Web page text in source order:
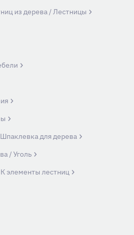
из дерева / Лестницы
для дерева
/ Уголь
элементы лестниц